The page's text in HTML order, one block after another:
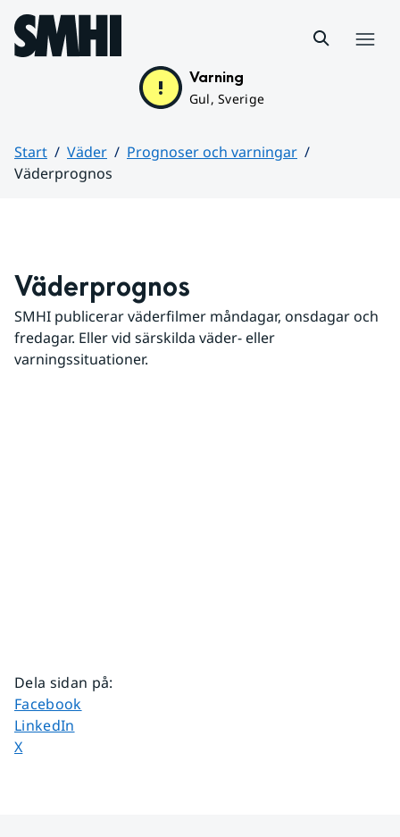
Hoppa till sidans innehåll
Varning
Gul, Sverige
Start Väder
Prognoser och varningar
Väderprognos
Väderprognos
SMHI publicerar väderfilmer måndagar, onsdagar och
fredagar. Eller vid särskilda väder- eller
varningssituationer.
Dela sidan på:
Dela sidan på
Facebook
Dela sidan på
LinkedIn
Dela sidan på
X